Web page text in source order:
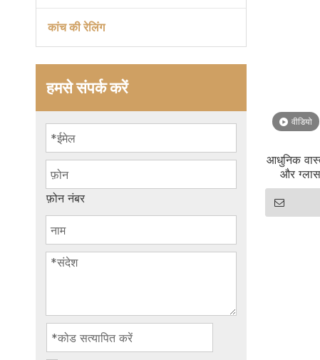
कांच की रेलिंग
हमसे संपर्क करें
फ़ोन नंबर
वीडियो
आधुनिक
और